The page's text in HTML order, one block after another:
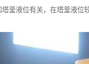
塔釜液位有关，在塔釜液位